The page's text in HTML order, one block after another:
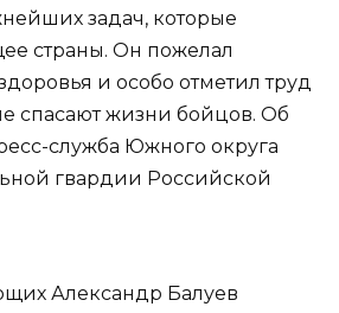
задач, которые
страны. Он пожелал
и особо отметил труд
спасают жизни бойцов. Об
служба Южного округа
гвардии Российской
Александр Балуев